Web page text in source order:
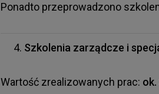
Ponadto przeprowadzono
Szkolenia zarządcze i
Wartość zrealizowanych prac: ok.